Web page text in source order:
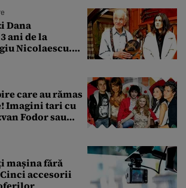
Dana
ani de la
Nicolaescu.
care au rămas
Imagini tari cu
Fodor sau
mașina fără
accesorii